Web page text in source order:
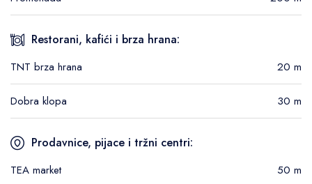
Restorani, kafići i brza hrana:
TNT brza hrana 20 m
Dobra klopa 30 m
Prodavnice, pijace i tržni centri:
TEA market 50 m